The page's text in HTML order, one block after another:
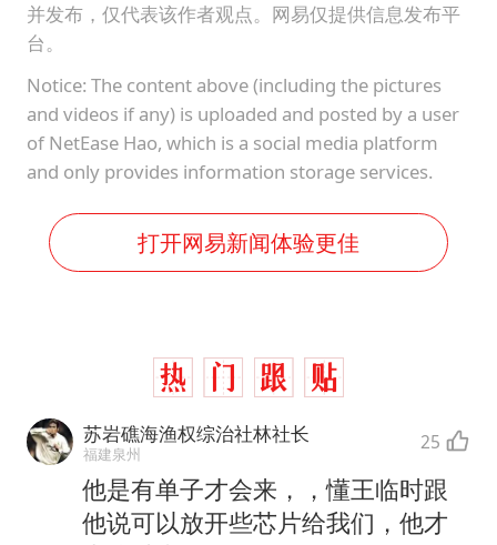
并发布，仅代表该作者观点。网易仅提供信息发布平
台。
Notice: The content above (including the pictures
and videos if any) is uploaded and posted by a user
of NetEase Hao, which is a social media platform
and only provides information storage services.
打开网易新闻体验更佳
苏岩礁海渔权综治社林社长
福建泉州 25
他是有单子才会来，，懂王临时跟
他说可以放开些芯片给我们，他才